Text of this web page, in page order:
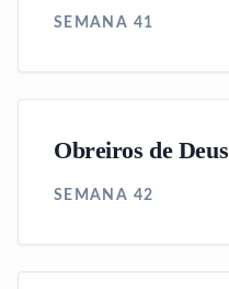
SEMANA 41
Obreiros de Deus
SEMANA 42